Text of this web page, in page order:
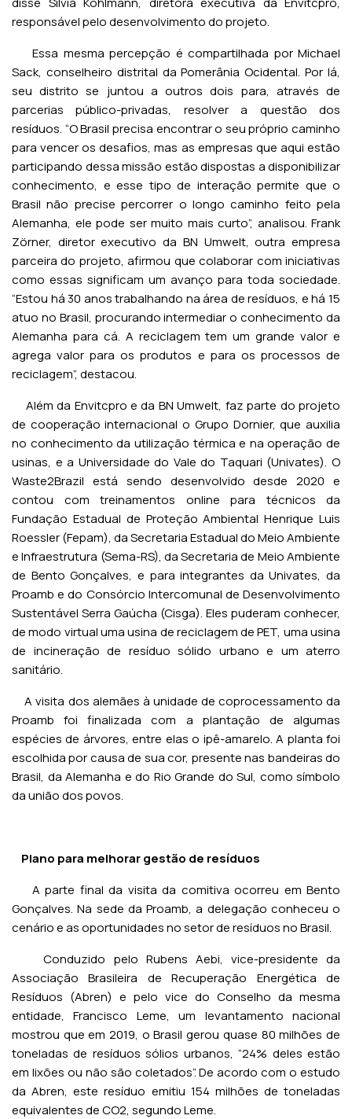
responsável pelo desenvolvimento do projeto.
Essa mesma percepção é compartilhada por Michael
Sack, conselheiro distrital da Pomerânia Ocidental. Por lá,
seu distrito se juntou a outros dois para, através de
parcerias público-privadas, resolver a questão dos
resíduos. “O Brasil precisa encontrar o seu próprio caminho
para vencer os desafios, mas as empresas que aqui estão
participando dessa missão estão dispostas a disponibilizar
conhecimento, e esse tipo de interação permite que o
Brasil não precise percorrer o longo caminho feito pela
Alemanha, ele pode ser muito mais curto”, analisou. Frank
Zörner, diretor executivo da BN Umwelt, outra empresa
parceira do projeto, afirmou que colaborar com iniciativas
como essas significam um avanço para toda sociedade.
“Estou há 30 anos trabalhando na área de resíduos, e há 15
atuo no Brasil, procurando intermediar o conhecimento da
Alemanha para cá. A reciclagem tem um grande valor e
agrega valor para os produtos e para os processos de
reciclagem”, destacou.
Além da Envitcpro e da BN Umwelt, faz parte do projeto
de cooperação internacional o Grupo Dornier, que auxilia
no conhecimento da utilização térmica e na operação de
usinas, e a Universidade do Vale do Taquari (Univates). O
Waste2Brazil está sendo desenvolvido desde 2020 e
contou com treinamentos online para técnicos da
Fundação Estadual de Proteção Ambiental Henrique Luis
Roessler (Fepam), da Secretaria Estadual do Meio Ambiente
e Infraestrutura (Sema-RS), da Secretaria de Meio Ambiente
de Bento Gonçalves, e para integrantes da Univates, da
Proamb e do Consórcio Intercomunal de Desenvolvimento
Sustentável Serra Gaúcha (Cisga). Eles puderam conhecer,
de modo virtual uma usina de reciclagem de PET, uma usina
de incineração de resíduo sólido urbano e um aterro
sanitário.
A visita dos alemães à unidade de coprocessamento da
Proamb foi finalizada com a plantação de algumas
espécies de árvores, entre elas o ipê-amarelo. A planta foi
escolhida por causa de sua cor, presente nas bandeiras do
Brasil, da Alemanha e do Rio Grande do Sul, como símbolo
da união dos povos.
Plano para melhorar gestão de resíduos
A parte final da visita da comitiva ocorreu em Bento
Gonçalves. Na sede da Proamb, a delegação conheceu o
cenário e as oportunidades no setor de resíduos no Brasil.
Conduzido pelo Rubens Aebi, vice-presidente da
Associação Brasileira de Recuperação Energética de
Resíduos (Abren) e pelo vice do Conselho da mesma
entidade, Francisco Leme, um levantamento nacional
mostrou que em 2019, o Brasil gerou quase 80 milhões de
toneladas de resíduos sólios urbanos, “24% deles estão
em lixões ou não são coletados”. De acordo com o estudo
da Abren, este resíduo emitiu 154 milhões de toneladas
equivalentes de CO2, segundo Leme.